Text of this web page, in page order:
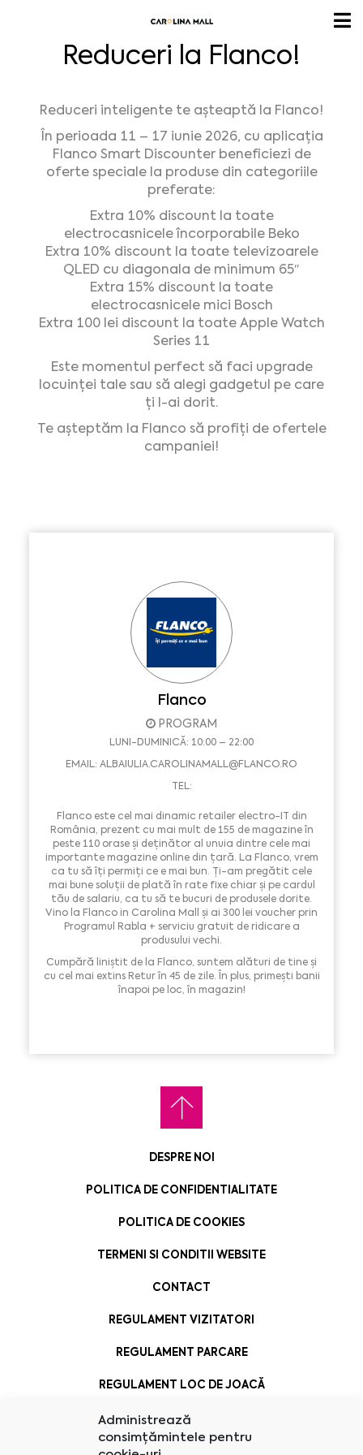
Administrează
consimțămintele pentru
Reduceri la Flanco!
Reduceri inteligente te așteaptă la Flanco!
În perioada 11 – 17 iunie 2026, cu aplicația
Flanco Smart Discounter beneficiezi de
oferte speciale la produse din categoriile
preferate:
Extra 10% discount la toate
electrocasnicele încorporabile Beko
Extra 10% discount la toate televizoarele
QLED cu diagonala de minimum 65″
Extra 15% discount la toate
electrocasnicele mici Bosch
Extra 100 lei discount la toate Apple Watch
Series 11
Este momentul perfect să faci upgrade
locuinței tale sau să alegi gadgetul pe care
ți l-ai dorit.
Te așteptăm la Flanco să profiți de ofertele
campaniei!
Flanco
PROGRAM
LUNI-DUMINICĂ: 10:00 – 22:00
EMAIL: ALBAIULIA.CAROLINAMALL@FLANCO.RO
TEL:
Flanco este cel mai dinamic retailer electro-IT din
România, prezent cu mai mult de 155 de magazine în
peste 110 orase și deținător al unuia dintre cele mai
importante magazine online din țară. La Flanco, vrem
ca tu să îți permiți ce e mai bun. Ți-am pregătit cele
mai bune soluții de plată în rate fixe chiar și pe cardul
tău de salariu, ca tu să te bucuri de produsele dorite.
Vino la Flanco in Carolina Mall și ai 300 lei voucher prin
Programul Rabla + serviciu gratuit de ridicare a
produsului vechi.
Cumpără liniștit de la Flanco, suntem alături de tine și
cu cel mai extins Retur în 45 de zile. În plus, primești banii
înapoi pe loc, în magazin!
DESPRE NOI
POLITICA DE CONFIDENTIALITATE
POLITICA DE COOKIES
TERMENI SI CONDITII WEBSITE
CONTACT
REGULAMENT VIZITATORI
REGULAMENT PARCARE
REGULAMENT LOC DE JOACĂ